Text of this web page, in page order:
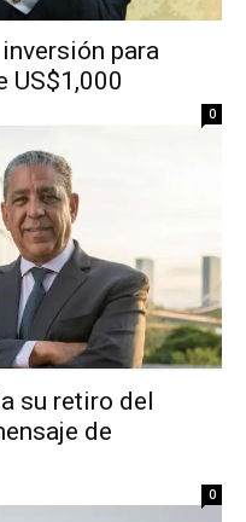
para
US$1,000
0
su retiro del
de
0